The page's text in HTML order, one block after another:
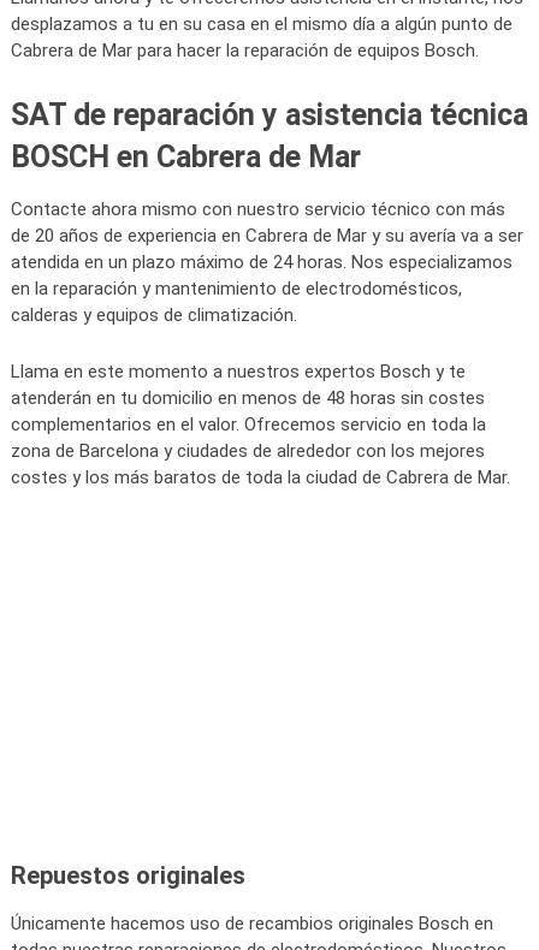
desplazamos a tu en su casa en el mismo día a algún punto de
Cabrera de Mar para hacer la reparación de equipos Bosch.
SAT de reparación y asistencia técnica
BOSCH en Cabrera de Mar
Contacte ahora mismo con nuestro servicio técnico con más
de 20 años de experiencia en Cabrera de Mar y su avería va a ser
atendida en un plazo máximo de 24 horas. Nos especializamos
en la reparación y mantenimiento de electrodomésticos,
calderas y equipos de climatización.
Llama en este momento a nuestros expertos Bosch y te
atenderán en tu domicilio en menos de 48 horas sin costes
complementarios en el valor. Ofrecemos servicio en toda la
zona de Barcelona y ciudades de alrededor con los mejores
costes y los más baratos de toda la ciudad de Cabrera de Mar.
Repuestos originales
Únicamente hacemos uso de recambios originales Bosch en